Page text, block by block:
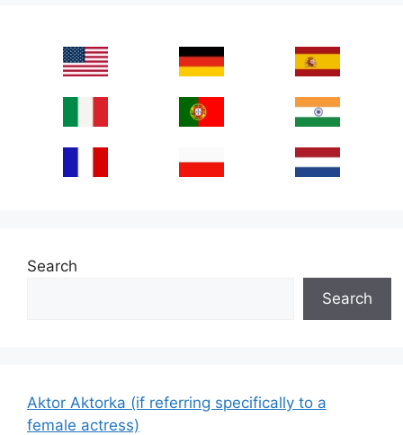
Search
Search
Aktor Aktorka (if referring specifically to a
female actress)